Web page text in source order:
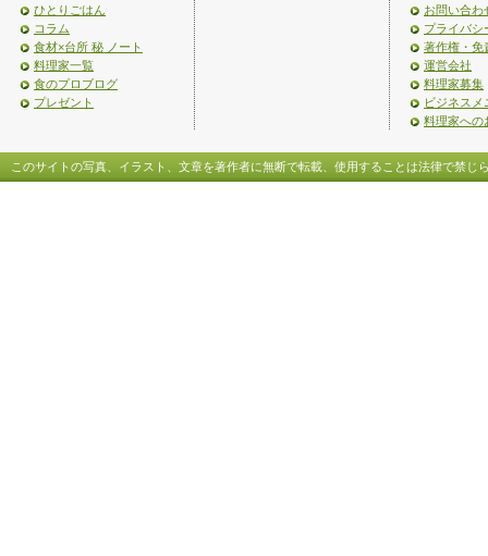
ひとりごはん
コラム
食材×台所 秘 ノート
料理家一覧
食のプロブログ
プレゼント
お問い合わ
プライバシ
著作権・免
運営会社
料理家募集
ビジネスメ
料理家への
このサイトの写真、イラスト、文章を著作者に無断で転載、使用することは法律で禁じ